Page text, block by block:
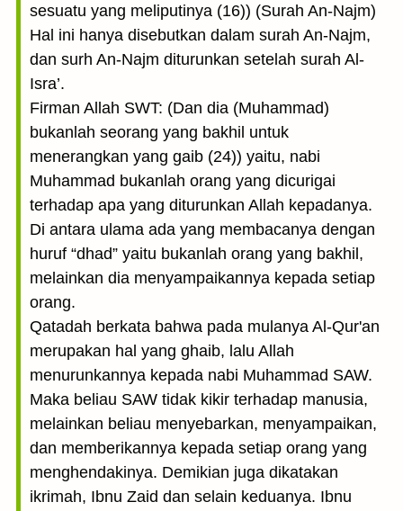
sesuatu yang meliputinya (16)) (Surah An-Najm)
Hal ini hanya disebutkan dalam surah An-Najm,
dan surh An-Najm diturunkan setelah surah Al-
Isra’.
Firman Allah SWT: (Dan dia (Muhammad)
bukanlah seorang yang bakhil untuk
menerangkan yang gaib (24)) yaitu, nabi
Muhammad bukanlah orang yang dicurigai
terhadap apa yang diturunkan Allah kepadanya.
Di antara ulama ada yang membacanya dengan
huruf “dhad” yaitu bukanlah orang yang bakhil,
melainkan dia menyampaikannya kepada setiap
orang.
Qatadah berkata bahwa pada mulanya Al-Qur'an
merupakan hal yang ghaib, lalu Allah
menurunkannya kepada nabi Muhammad SAW.
Maka beliau SAW tidak kikir terhadap manusia,
melainkan beliau menyebarkan, menyampaikan,
dan memberikannya kepada setiap orang yang
menghendakinya. Demikian juga dikatakan
ikrimah, Ibnu Zaid dan selain keduanya. Ibnu